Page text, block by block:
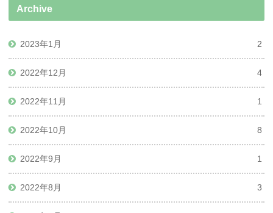
Archive
2023年1月 2
2022年12月 4
2022年11月 1
2022年10月 8
2022年9月 1
2022年8月 3